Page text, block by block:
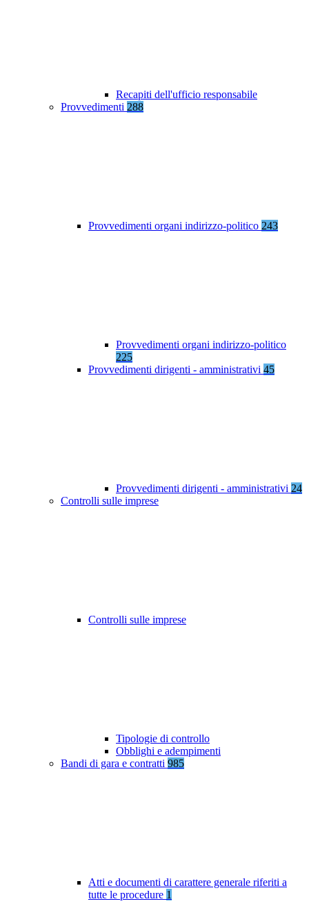
Recapiti dell'ufficio responsabile
Provvedimenti 288
Provvedimenti organi indirizzo-politico 243
Provvedimenti organi indirizzo-politico
225
Provvedimenti dirigenti - amministrativi 45
Provvedimenti dirigenti - amministrativi 24
Controlli sulle imprese
Controlli sulle imprese
Tipologie di controllo
Obblighi e adempimenti
Bandi di gara e contratti 985
Atti e documenti di carattere generale riferiti a
tutte le procedure 1